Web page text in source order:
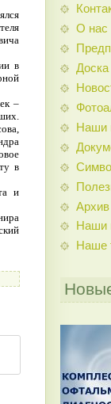
в
–
в
и
О нас
Наши
Архив
Наши
Наше